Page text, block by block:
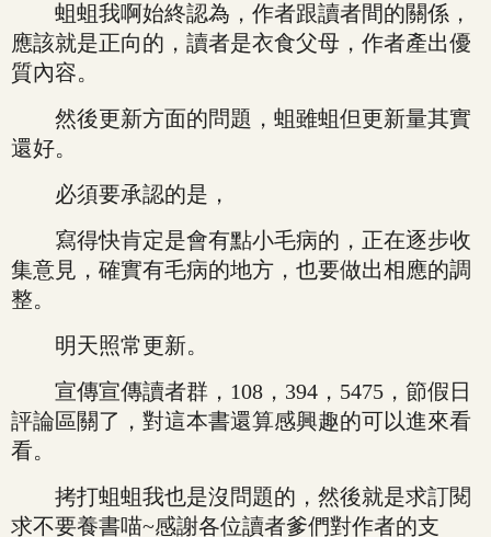
蛆蛆我啊始終認為，作者跟讀者間的關係，
應該就是正向的，讀者是衣食父母，作者產出優
質內容。
然後更新方面的問題，蛆雖蛆但更新量其實
還好。
必須要承認的是，
寫得快肯定是會有點小毛病的，正在逐步收
集意見，確實有毛病的地方，也要做出相應的調
整。
明天照常更新。
宣傳宣傳讀者群，108，394，5475，節假日
評論區關了，對這本書還算感興趣的可以進來看
看。
拷打蛆蛆我也是沒問題的，然後就是求訂閱
求不要養書喵~感謝各位讀者爹們對作者的支